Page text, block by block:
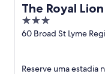
The Royal
3
out
60 Broad St Lyme
Reserve uma estadia